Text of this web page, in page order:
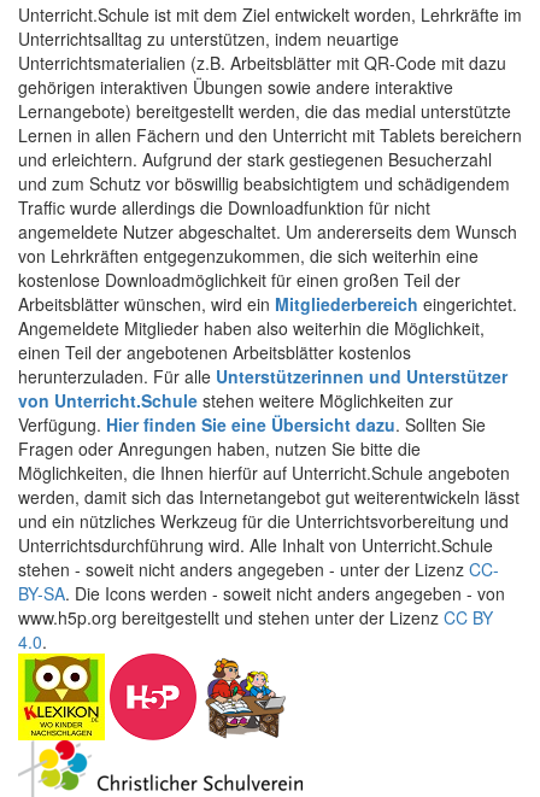
Unterricht.Schule ist mit dem Ziel entwickelt worden, Lehrkräfte im
Unterrichtsalltag zu unterstützen, indem neuartige
Unterrichtsmaterialien (z.B. Arbeitsblätter mit QR-Code mit dazu
gehörigen interaktiven Übungen sowie andere interaktive
Lernangebote) bereitgestellt werden, die das medial unterstützte
Lernen in allen Fächern und den Unterricht mit Tablets bereichern
und erleichtern. Aufgrund der stark gestiegenen Besucherzahl
und zum Schutz vor böswillig beabsichtigtem und schädigendem
Traffic wurde allerdings die Downloadfunktion für nicht
angemeldete Nutzer abgeschaltet. Um andererseits dem Wunsch
von Lehrkräften entgegenzukommen, die sich weiterhin eine
kostenlose Downloadmöglichkeit für einen großen Teil der
Arbeitsblätter wünschen, wird ein Mitgliederbereich eingerichtet.
Angemeldete Mitglieder haben also weiterhin die Möglichkeit,
einen Teil der angebotenen Arbeitsblätter kostenlos
herunterzuladen. Für alle Unterstützerinnen und Unterstützer
von Unterricht.Schule stehen weitere Möglichkeiten zur
Verfügung. Hier finden Sie eine Übersicht dazu. Sollten Sie
Fragen oder Anregungen haben, nutzen Sie bitte die
Möglichkeiten, die Ihnen hierfür auf Unterricht.Schule angeboten
werden, damit sich das Internetangebot gut weiterentwickeln lässt
und ein nützliches Werkzeug für die Unterrichtsvorbereitung und
Unterrichtsdurchführung wird. Alle Inhalt von Unterricht.Schule
stehen - soweit nicht anders angegeben - unter der Lizenz CC-
BY-SA. Die Icons werden - soweit nicht anders angegeben - von
www.h5p.org bereitgestellt und stehen unter der Lizenz CC BY
4.0.